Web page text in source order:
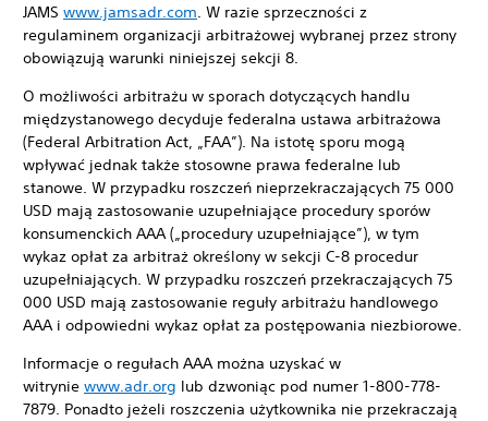
JAMS www.jamsadr.com. W razie sprzeczności z
regulaminem organizacji arbitrażowej wybranej przez strony
obowiązują warunki niniejszej sekcji 8.
O możliwości arbitrażu w sporach dotyczących handlu
międzystanowego decyduje federalna ustawa arbitrażowa
(Federal Arbitration Act, „FAA”). Na istotę sporu mogą
wpływać jednak także stosowne prawa federalne lub
stanowe. W przypadku roszczeń nieprzekraczających 75 000
USD mają zastosowanie uzupełniające procedury sporów
konsumenckich AAA („procedury uzupełniające”), w tym
wykaz opłat za arbitraż określony w sekcji C-8 procedur
uzupełniających. W przypadku roszczeń przekraczających 75
000 USD mają zastosowanie reguły arbitrażu handlowego
AAA i odpowiedni wykaz opłat za postępowania niezbiorowe.
Informacje o regułach AAA można uzyskać w
witrynie www.adr.org lub dzwoniąc pod numer 1-800-778-
7879. Ponadto jeżeli roszczenia użytkownika nie przekraczają